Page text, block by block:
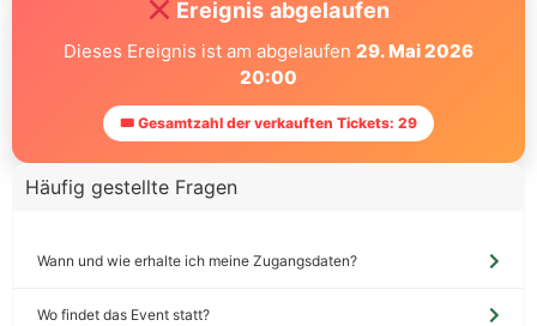
Ereignis abgelaufen
Dieses Ereignis ist am abgelaufen 29. Mai 2026
20:00
🎟 Gesamtzahl der verkauften Tickets: 29
Häufig gestellte Fragen
Wann und wie erhalte ich meine Zugangsdaten?
Wo findet das Event statt?